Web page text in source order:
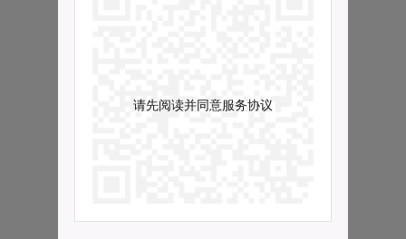
请先阅读并同意服务协议